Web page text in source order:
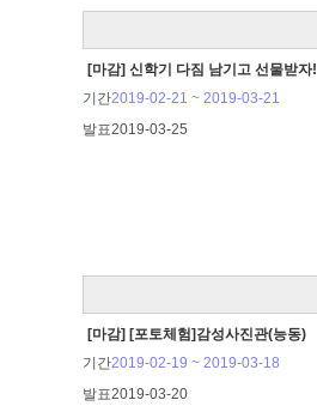
[마감] 신학기 다짐 남기고 선물받자!
기간2019-02-21 ~ 2019-03-21
발표2019-03-25
[마감] [포토체험]감성사진관(능동)
기간2019-02-19 ~ 2019-03-18
발표2019-03-20